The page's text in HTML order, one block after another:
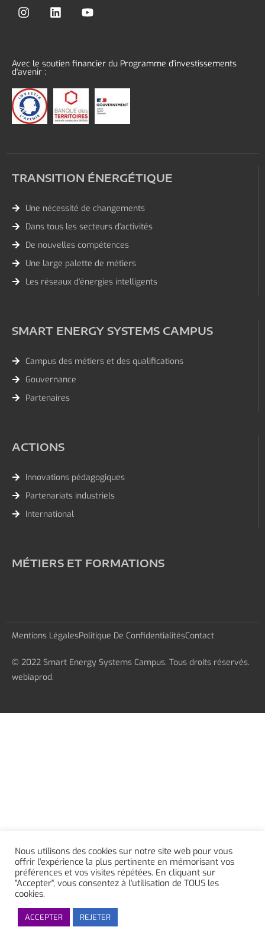
Avec le soutien financier du Programme d'investissements
d'avenir :
TRANSITION ÉNERGÉTIQUE
Une nécessité de changements
Dans tous les secteurs d'activités
De nouvelles compétences
Une large palette de métiers
Les réseaux d'énergies intelligents
SMART ENERGY SYSTEMS CAMPUS
Campus des métiers et des qualifications
Gouvernance
Partenaires
ACTIONS
Innovations pédagogiques
Partenariats industriels
International
MÉTIERS ET FORMATIONS
Mentions LégalesPolitique De ConfidentialitésContact
© 2022 Smart Energy Systems Campus. Tous droits réservés.
webiaprod.
Nous utilisons des cookies sur notre site web pour vous
offrir l'expérience la plus pertinente en mémorisant vos
préférences et vos visites répétées. En cliquant sur
"Accepter", vous consentez à l'utilisation de TOUS les
cookies.
ACCEPTER REJETER